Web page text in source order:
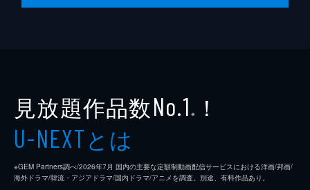
見放題作品数No.1 ※ ！
U-NEXTとは
※GEM Partners調べ/2026年7⽉ 国内の主要な定額制動画配信サービスにおける洋画/邦画/
海外ドラマ/韓流・アジアドラマ/国内ドラマ/アニメを調査。別途、有料作品あり。